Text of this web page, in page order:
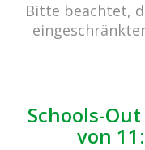
Zurück zur Übersicht
Bitte beachtet,
Schools-
von